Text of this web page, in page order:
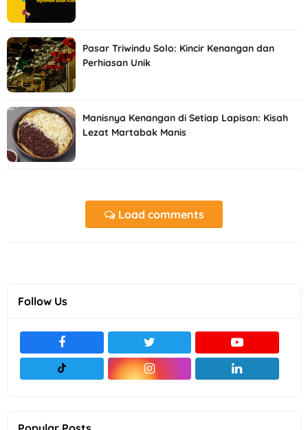
Pasar Triwindu Solo: Kincir Kenangan dan
Perhiasan Unik
Manisnya Kenangan di Setiap Lapisan: Kisah
Lezat Martabak Manis
Load comments
Follow Us